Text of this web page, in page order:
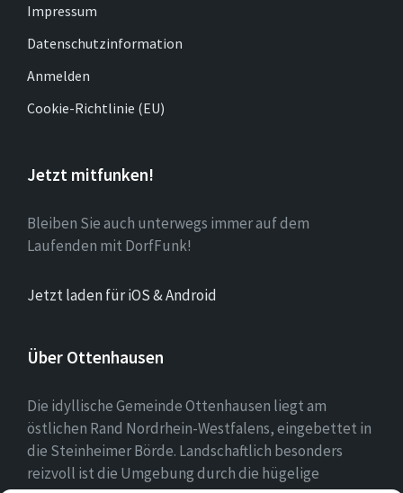
Impressum
Datenschutzinformation
Anmelden
Cookie-Richtlinie (EU)
Jetzt mitfunken!
Bleiben Sie auch unterwegs immer auf dem
Laufenden mit DorfFunk!
Jetzt laden für iOS & Android
Über Ottenhausen
Die idyllische Gemeinde Ottenhausen liegt am
östlichen Rand Nordrhein-Westfalens, eingebettet in
die Steinheimer Börde. Landschaftlich besonders
reizvoll ist die Umgebung durch die hügelige